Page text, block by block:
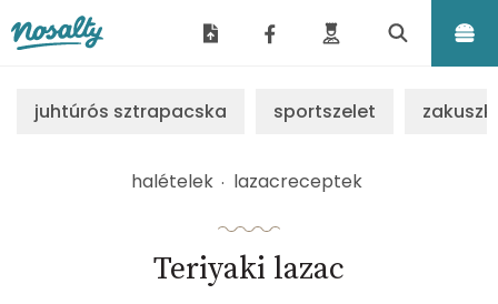
juhtúrós sztrapacska sportszelet
halételek lazacreceptek
Teriyaki lazac